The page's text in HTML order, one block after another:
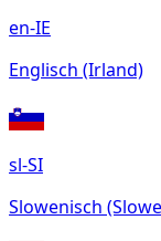
en-IE
Englisch (Irland)
sl-SI
Slowenisch